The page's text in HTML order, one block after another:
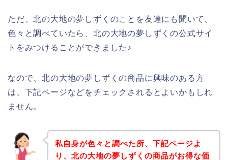
ただ、北の大地の夢しずくのことを友達にも聞いて、
色々と調べていたら、北の大地の夢しずくの公式サイ
トをみつけることができました♪
なので、北の大地の夢しずくの商品に興味のある方
は、下記ページなどをチェックされるとよいかもしれ
ません。
私自身が色々と調べた所、下記ページよ
り、北の大地の夢しずくの商品がお得な価